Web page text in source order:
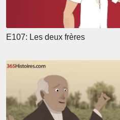
E107: Les deux frères